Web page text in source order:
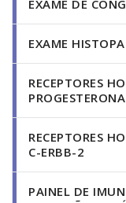
EXAME DE
EXAME
RECEPTORES
RECEPTORES
C-ERBB-2
PAINEL DE